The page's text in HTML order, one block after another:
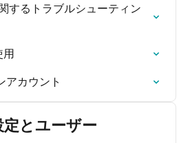
するトラブルシューティン
アカウント
とユーザー